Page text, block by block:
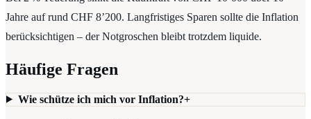
Jahre auf rund CHF 8’200. Langfristiges Sparen sollte die Inflation
berücksichtigen – der Notgroschen bleibt trotzdem liquide.
Häufige Fragen
Wie schütze ich mich vor Inflation?+